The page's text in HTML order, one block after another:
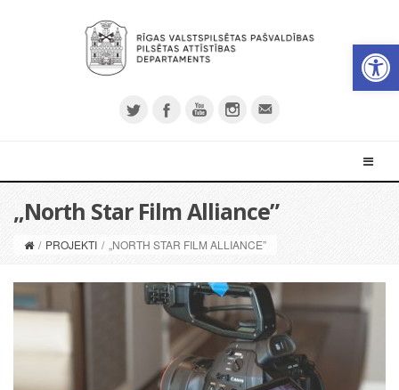
„North Star Film Alliance”
/ PROJEKTI / „NORTH STAR FILM ALLIANCE”